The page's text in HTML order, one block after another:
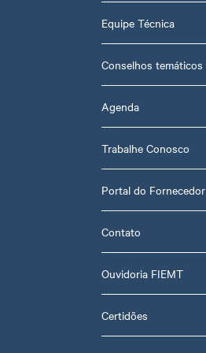
Equipe Técnica
Conselhos temáticos
Agenda
Trabalhe Conosco
Portal do Fornecedor
Contato
Ouvidoria FIEMT
Certidões